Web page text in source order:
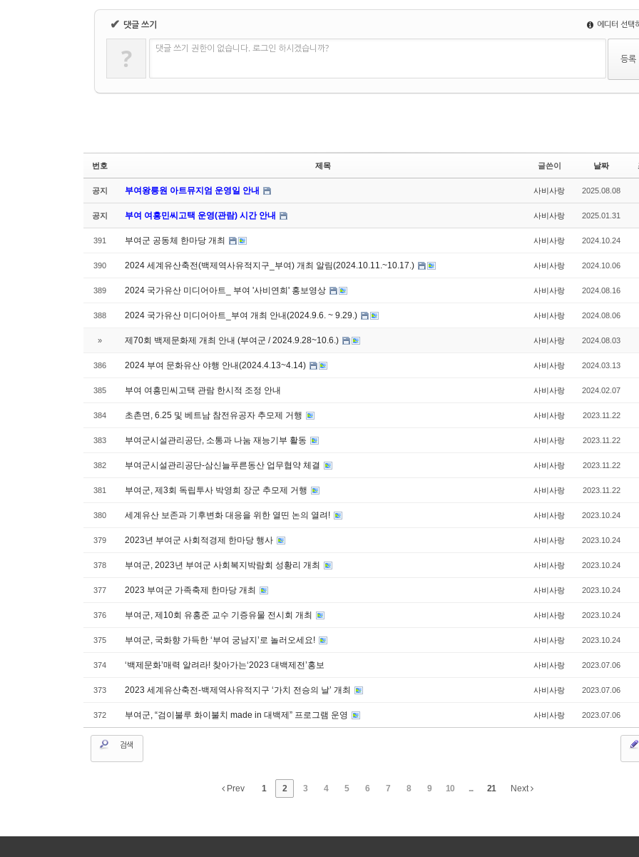
✔ 댓글 쓰기 에디터 선택
? 댓글 쓰기 권한이 없습니다. 로그인 하시겠습니까?
번호 제목 글쓴이 날짜
공지 부여왕릉원 아트뮤지엄 운영일 안내 사비사랑 2025.08.08
공지 부여 여흥민씨고택 운영(관람) 시간 안내 사비사랑 2025.01.31
391 부여군 공동체 한마당 개최 사비사랑 2024.10.24
390 2024 세계유산축전(백제역사유적지구_부여) 개최 알림(2024.10.11.~10.17.) 사비사랑 2024.10.06
389 2024 국가유산 미디어아트_ 부여 '사비연희' 홍보영상 사비사랑 2024.08.16
388 2024 국가유산 미디어아트_부여 개최 안내(2024.9.6. ~ 9.29.) 사비사랑 2024.08.06
» 제70회 백제문화제 개최 안내 (부여군 / 2024.9.28~10.6.) 사비사랑 2024.08.03
386 2024 부여 문화유산 야행 안내(2024.4.13~4.14) 사비사랑 2024.03.13
385 부여 여흥민씨고택 관람 한시적 조정 안내 사비사랑 2024.02.07
384 초촌면, 6.25 및 베트남 참전유공자 추모제 거행 사비사랑 2023.11.22
383 부여군시설관리공단, 소통과 나눔 재능기부 활동 사비사랑 2023.11.22
382 부여군시설관리공단-삼신늘푸른동산 업무협약 체결 사비사랑 2023.11.22
381 부여군, 제3회 독립투사 박영희 장군 추모제 거행 사비사랑 2023.11.22
380 세계유산 보존과 기후변화 대응을 위한 열띤 논의 열려! 사비사랑 2023.10.24
379 2023년 부여군 사회적경제 한마당 행사 사비사랑 2023.10.24
378 부여군, 2023년 부여군 사회복지박람회 성황리 개최 사비사랑 2023.10.24
377 2023 부여군 가족축제 한마당 개최 사비사랑 2023.10.24
376 부여군, 제10회 유홍준 교수 기증유물 전시회 개최 사비사랑 2023.10.24
375 부여군, 국화향 가득한 ‘부여 궁남지’로 놀러오세요! 사비사랑 2023.10.24
374 ‘백제문화’매력 알려라! 찾아가는‘2023 대백제전’홍보 사비사랑 2023.07.06
373 2023 세계유산축전-백제역사유적지구 ‘가치 전승의 날’ 개최 사비사랑 2023.07.06
372 부여군, “검이불루 화이불치 made in 대백제” 프로그램 운영 사비사랑 2023.07.06
검색
Prev 1 2 3 4 5 6 7 8 9 10 ... 21 Next